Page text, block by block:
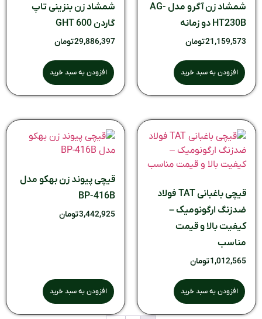
شمشاد زن آگرو مدل AG-
HT230B دو زمانه
21,159,573تومان
افزودن به سبد خرید
شمشاد زن بنزینی تاپ
گاردن GHT 600
29,886,397تومان
افزودن به سبد خرید
قیچی باغبانی TAT فولاد
ضدزنگ ارگونومیک –
کیفیت بالا و قیمت
مناسب
1,012,565تومان
افزودن به سبد خرید
قیچی پیوند زن بهکو مدل
BP-416B
3,442,925تومان
افزودن به سبد خرید